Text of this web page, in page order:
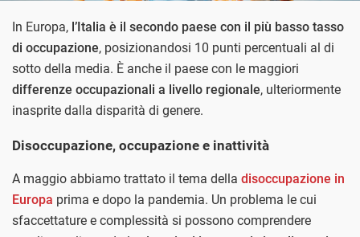
In Europa, l’Italia è il secondo paese con il più basso tasso
di occupazione, posizionandosi 10 punti percentuali al di
sotto della media. È anche il paese con le maggiori
differenze occupazionali a livello regionale, ulteriormente
inasprite dalla disparità di genere.
Disoccupazione, occupazione e inattività
A maggio abbiamo trattato il tema della disoccupazione in
Europa prima e dopo la pandemia. Un problema le cui
sfaccettature e complessità si possono comprendere